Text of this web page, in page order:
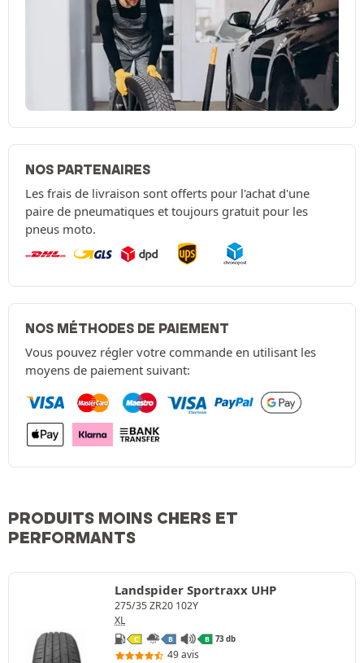
NOS PARTENAIRES
Les frais de livraison sont offerts pour l'achat d'une
paire de pneumatiques et toujours gratuit pour les
pneus moto.
NOS MÉTHODES DE PAIEMENT
Vous pouvez régler votre commande en utilisant les
moyens de paiement suivant:
PRODUITS MOINS CHERS ET
PERFORMANTS
Landspider Sportraxx UHP
275/35 ZR20 102Y
XL
C B B 73 db
49 avis